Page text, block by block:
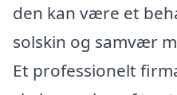
den kan være et
solskin og samvær
Et professionelt